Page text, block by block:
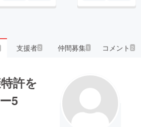
支援者2 仲間募集 1 コメント2
許を
5